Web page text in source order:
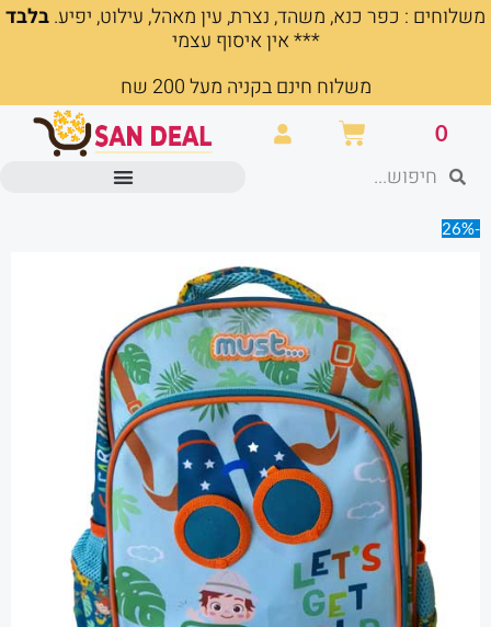
דילוג
משלוחים : כפר כנא, משהד, נצרת, עין מאהל, עילוט, יפיע.בלבד
*** אין איסוף עצמי
משלוח חינם בקניה מעל 200 שח
0 עגלת
קניות חיפושחיפוש
-26%